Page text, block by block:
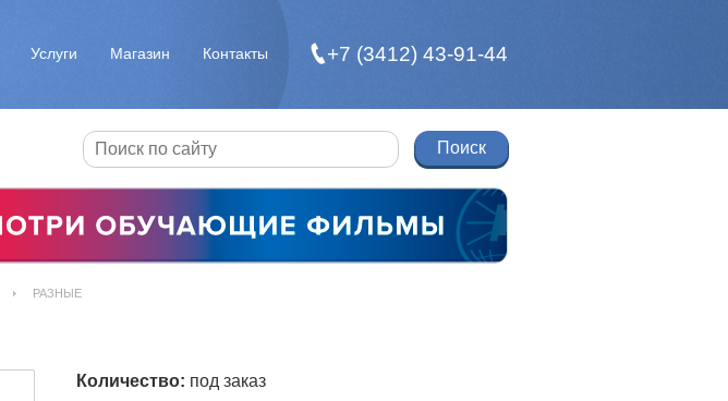
Услуги Магазин Контакты +7 (3412) 43-91-44
РАЗНЫЕ
Количество: под заказ